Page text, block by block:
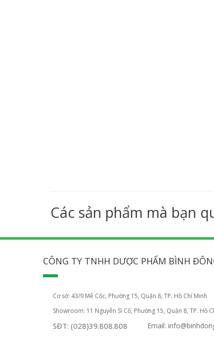
Các sản phẩm mà bạn
CÔNG TY TNHH DƯỢC PHẨM BÌNH
Cơ sở: 43/9 Mễ Cốc, Phường 15, Quận 8, TP. Hồ Chí Minh
Showroom: 11 Nguyễn Sĩ Cố, Phường 15, Quận 8, TP. Hồ
SĐT: (028)39.808.808 Email: